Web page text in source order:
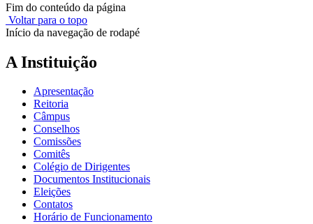
Fim do conteúdo da página
Voltar para o topo
Início da navegação de rodapé
A Instituição
Apresentação
Reitoria
Câmpus
Conselhos
Comissões
Comitês
Colégio de Dirigentes
Documentos Institucionais
Eleições
Contatos
Horário de Funcionamento